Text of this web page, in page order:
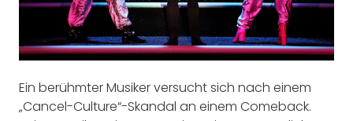
Ein berühmter Musiker versucht sich nach einem
„Cancel-Culture“-Skandal an einem Comeback.